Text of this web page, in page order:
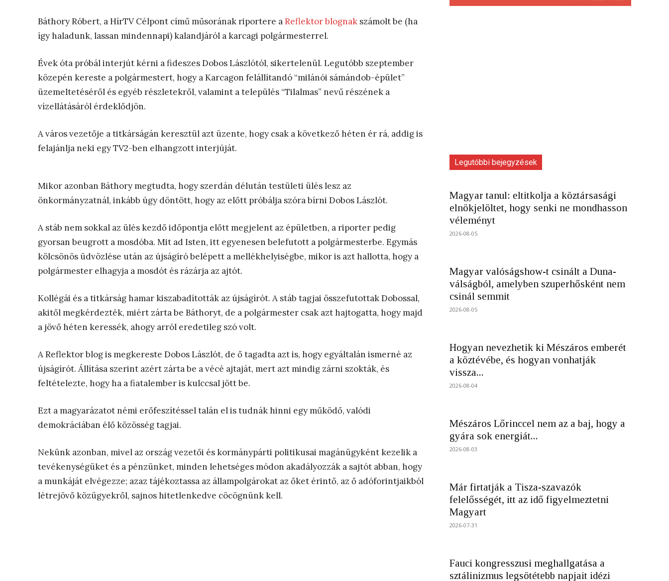
Báthory Róbert, a HírTV Célpont című műsorának riportere aReflektor blognak számolt be (ha
így haladunk, lassan mindennapi) kalandjáról a karcagi polgármesterrel.
Évek óta próbál interjút kérni a fideszes Dobos Lászlótól, sikertelenül. Legutóbb szeptember
közepén kereste a polgármestert, hogy a Karcagon felállítandó “milánói sámándob-épület”
üzemeltetéséről és egyéb részletekről, valamint a település “Tilalmas” nevű részének a
vízellátásáról érdeklődjön.
A város vezetője a titkárságán keresztül azt üzente, hogy csak a következő héten ér rá, addig is
felajánlja neki egy TV2-ben elhangzott interjúját.
Mikor azonban Báthory megtudta, hogy szerdán délután testületi ülés lesz az
önkormányzatnál, inkább úgy döntött, hogy az előtt próbálja szóra bírni Dobos Lászlót.
A stáb nem sokkal az ülés kezdő időpontja előtt megjelent az épületben, a riporter pedig
gyorsan beugrott a mosdóba. Mit ad Isten, itt egyenesen belefutott a polgármesterbe. Egymás
kölcsönös üdvözlése után az újságíró belépett a mellékhelyiségbe, mikor is azt hallotta, hogy a
polgármester elhagyja a mosdót és rázárja az ajtót.
Kollégái és a titkárság hamar kiszabadították az újságírót. A stáb tagjai összefutottak Dobossal,
akitől megkérdezték, miért zárta be Báthoryt, de a polgármester csak azt hajtogatta, hogy majd
a jövő héten keressék, ahogy arról eredetileg szó volt.
A Reflektor blog is megkereste Dobos Lászlót, de ő tagadta azt is, hogy egyáltalán ismerné az
újságírót. Állítása szerint azért zárta be a vécé ajtaját, mert azt mindig zárni szokták, és
feltételezte, hogy ha a fiatalember is kulccsal jött be.
Ezt a magyarázatot némi erőfeszítéssel talán el is tudnák hinni egy működő, valódi
demokráciában élő közösség tagjai.
Nekünk azonban, mivel az ország vezetői és kormánypárti politikusai magánügyként kezelik a
tevékenységüket és a pénzünket, minden lehetséges módon akadályozzák a sajtót abban, hogy
a munkáját elvégezze; azaz tájékoztassa az állampolgárokat az őket érintő, az ő adóforintjaikból
létrejövő közügyekről, sajnos hitetlenkedve cöcögnünk kell.
Legutóbbi bejegyzések
Magyar tanul: eltitkolja a köztársasági
elnökjelöltet, hogy senki ne mondhasson
véleményt
2026-08-05
Magyar valóságshow-t csinált a Duna-
válságból, amelyben szuperhősként nem
csinál semmit
2026-08-05
Hogyan nevezhetik ki Mészáros emberét
a köztévébe, és hogyan vonhatják
vissza...
2026-08-04
Mészáros Lőrinccel nem az a baj, hogy a
gyára sok energiát...
2026-08-03
Már firtatják a Tisza-szavazók
felelősségét, itt az idő figyelmeztetni
Magyart
2026-07-31
Fauci kongresszusi meghallgatása a
sztálinizmus legsötétebb napjait idézi